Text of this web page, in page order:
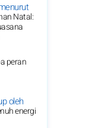
Natal:
peran
oleh
energi